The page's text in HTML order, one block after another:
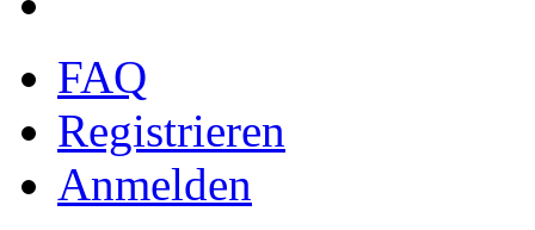
FAQ
Registrieren
Anmelden